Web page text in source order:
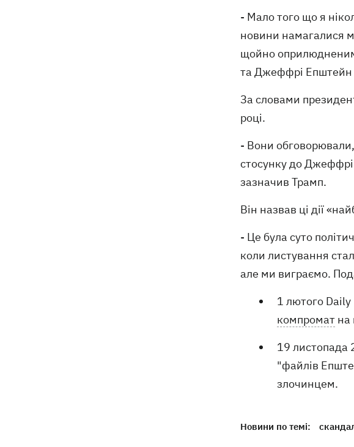
- Мало того що я
новини намагалися
щойно
та Джеффрі Епштейн
За словами
році.
- Вони
стосунку до
зазначив Трамп.
Він назвав ці дії
- Це була суто
коли листування
але ми виграємо.
1 лютого
компромат на
19 листопада
"файлів
злочинцем.
Новини по темі: